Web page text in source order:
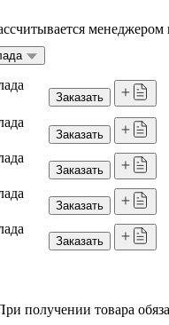
менеджером
Заказать
Заказать
Заказать
Заказать
Заказать
получении товара